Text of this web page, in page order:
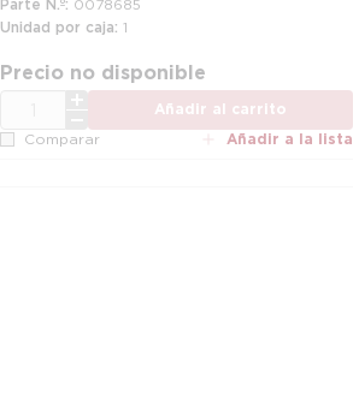
Parte N.º 0078685
Unidad por caja 1
Precio no disponible
Añadir al carrito
Comparar Añadir a la lista